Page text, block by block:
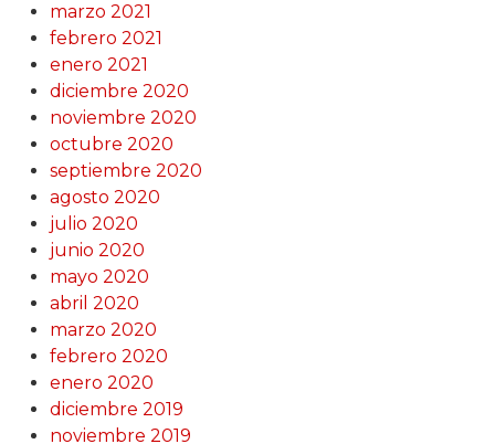
marzo 2021
febrero 2021
enero 2021
diciembre 2020
noviembre 2020
octubre 2020
septiembre 2020
agosto 2020
julio 2020
junio 2020
mayo 2020
abril 2020
marzo 2020
febrero 2020
enero 2020
diciembre 2019
noviembre 2019